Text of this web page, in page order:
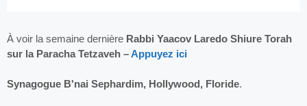
À voir la semaine dernière Rabbi Yaacov Laredo Shiure Torah
sur la Paracha Tetzaveh –Appuyez ici
Synagogue B'nai Sephardim, Hollywood, Floride.